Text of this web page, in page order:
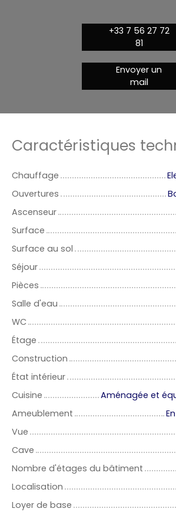
+33 7 56 27 72
81
Envoyer un
mail
Caractéristiques
Chauffage
Ouvertures
Ascenseur
Surface
Surface au sol
Séjour
Pièces
Salle d'eau
WC
Étage
Construction
État intérieur
Cuisine
Aménagée et
Ameublement
Vue
Cave
Nombre d'étages du bâtiment
Localisation
Loyer de base